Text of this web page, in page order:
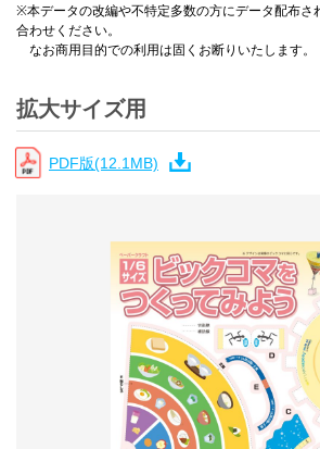
※本データの改編や不特定多数の方にデータ配布さ
合わせください。
なお商用目的での利用は固くお断りいたします。
拡大サイズ用
PDF版(12.1MB)